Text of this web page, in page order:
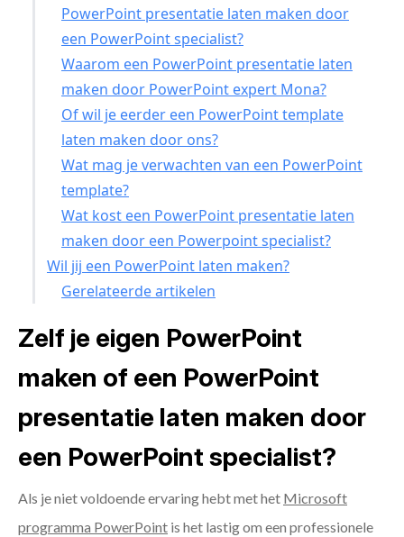
PowerPoint presentatie laten maken door
een PowerPoint specialist?
Waarom een PowerPoint presentatie laten
maken door PowerPoint expert Mona?
Of wil je eerder een PowerPoint template
laten maken door ons?
Wat mag je verwachten van een PowerPoint
template?
Wat kost een PowerPoint presentatie laten
maken door een Powerpoint specialist?
Wil jij een PowerPoint laten maken?
Gerelateerde artikelen
Zelf je eigen PowerPoint
maken of een PowerPoint
presentatie laten maken door
een PowerPoint specialist?
Als je niet voldoende ervaring hebt met het Microsoft
programma PowerPoint is het lastig om een professionele